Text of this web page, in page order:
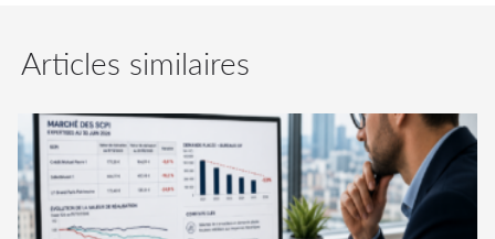
Articles similaires